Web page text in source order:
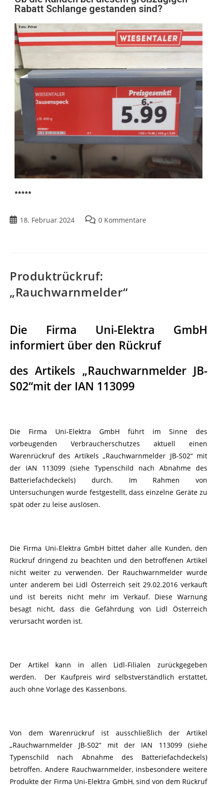
Rabatt Schlange gestanden sind?
*****
18. Februar 2024 0 Kommentare
Produktrückruf:
„Rauchwarnmelder“
Die Firma Uni-Elektra GmbH
informiert über den Rückruf
des Artikels „Rauchwarnmelder JB-
S02“mit der IAN 113099
Die Firma Uni-Elektra GmbH führt im Sinne des
vorbeugenden Verbraucherschutzes aktuell einen
Warenrückruf des Artikels „Rauchwarnmelder JB-S02“ mit
der IAN 113099 (siehe Typenschild nach Abnahme des
Batteriefachdeckels) durch. Im Rahmen von
Untersuchungen wurde festgestellt, dass einzelne Geräte zu
spät oder zu leise auslösen.
Die Firma Uni-Elektra GmbH bittet daher alle Kunden, den
Rückruf dringend zu beachten und den betroffenen Artikel
nicht weiter zu verwenden. Der Rauchwarnmelder wurde
unter anderem bei Lidl Österreich seit 29.02.2016 verkauft
und ist bereits nicht mehr im Verkauf. Diese Warnung
besagt nicht, dass die Gefährdung von Lidl Österreich
verursacht worden ist.
Der Artikel kann in allen Lidl-Filialen zurückgegeben
werden. Der Kaufpreis wird selbstverständlich erstattet,
auch ohne Vorlage des Kassenbons.
Von dem Warenrückruf ist ausschließlich der Artikel
„Rauchwarnmelder JB-S02“ mit der IAN 113099 (siehe
Typenschild nach Abnahme des Batteriefachdeckels)
betroffen. Andere Rauchwarnmelder, insbesondere weitere
Produkte der Firma Uni-Elektra GmbH, sind von dem Rückruf